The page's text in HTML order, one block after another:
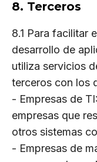
8. Terceros
8.1 Para facilitar
desarrollo de
utiliza servicios
terceros con los
- Empresas de
empresas que
otros sistemas
- Empresas de